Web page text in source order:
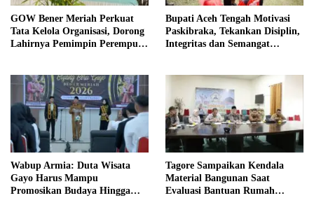
GOW Bener Meriah Perkuat
Tata Kelola Organisasi, Dorong
Lahirnya Pemimpin Perempuan
Bupati Aceh Tengah Motivasi
Paskibraka, Tekankan Disiplin,
Integritas dan Semangat
Wabup Armia: Duta Wisata
Gayo Harus Mampu
Promosikan Budaya Hingga
Tagore Sampaikan Kendala
Material Bangunan Saat
Evaluasi Bantuan Rumah